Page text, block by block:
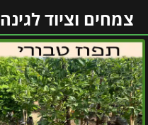
צמחים וציוד לגינה